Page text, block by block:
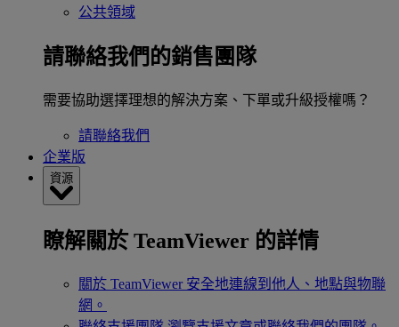
公共領域
請聯絡我們的銷售團隊
需要協助選擇理想的解決方案、下單或升級授權嗎？
請聯絡我們
企業版
資源
瞭解關於 TeamViewer 的詳情
關於 TeamViewer 安全地連線到他人、地點與物聯
網。